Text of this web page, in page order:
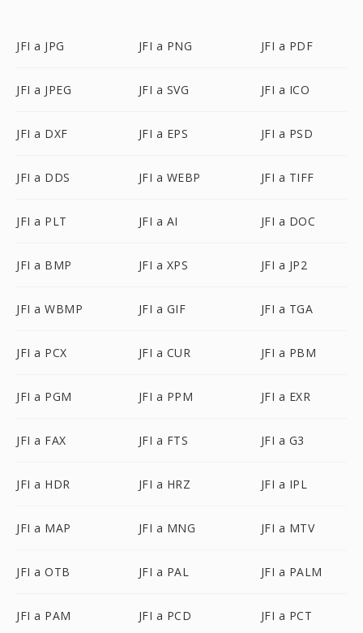
JFI a JPG JFI a PNG JFI a PDF
JFI a JPEG JFI a SVG JFI a ICO
JFI a DXF JFI a EPS JFI a PSD
JFI a DDS JFI a WEBP JFI a TIFF
JFI a PLT JFI a AI JFI a DOC
JFI a BMP JFI a XPS JFI a JP2
JFI a WBMP JFI a GIF JFI a TGA
JFI a PCX JFI a CUR JFI a PBM
JFI a PGM JFI a PPM JFI a EXR
JFI a FAX JFI a FTS JFI a G3
JFI a HDR JFI a HRZ JFI a IPL
JFI a MAP JFI a MNG JFI a MTV
JFI a OTB JFI a PAL JFI a PALM
JFI a PAM JFI a PCD JFI a PCT